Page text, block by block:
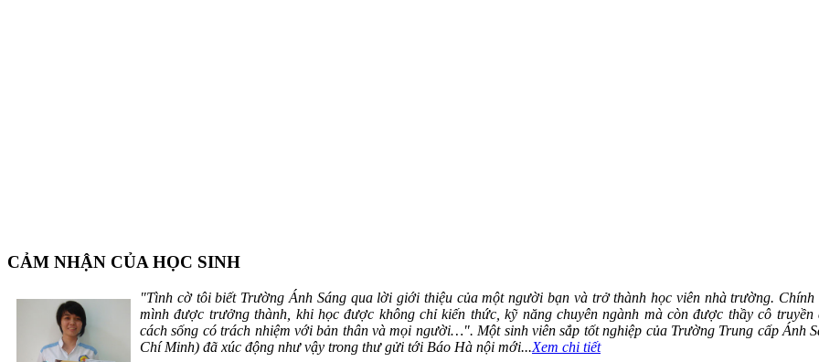
CẢM NHẬN CỦA HỌC SINH
"Tình cờ tôi biết Trường Ánh Sáng qua lời giới thiệu của một người bạn và trở thành học viên nhà trường.
mình được trưởng thành, khi học được không chỉ kiến thức, kỹ năng chuyên ngành mà còn được thầy cô truyền
cách sống có trách nhiệm với bản thân và mọi người…". Một sinh viên sắp tốt nghiệp của Trường Trung cấp Ánh
Chí Minh) đã xúc động như vậy trong thư gửi tới Báo Hà nội mới...Xem chi tiết